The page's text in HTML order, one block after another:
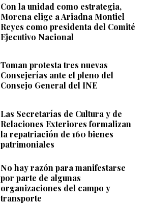
Con la unidad como estrategia,
Morena elige a Ariadna Montiel
Reyes como presidenta del Comité
Ejecutivo Nacional
Toman protesta tres nuevas
Consejerías ante el pleno del
Consejo General del INE
Las Secretarías de Cultura y de
Relaciones Exteriores formalizan
la repatriación de 160 bienes
patrimoniales
No hay razón para manifestarse
por parte de algunas
organizaciones del campo y
transporte